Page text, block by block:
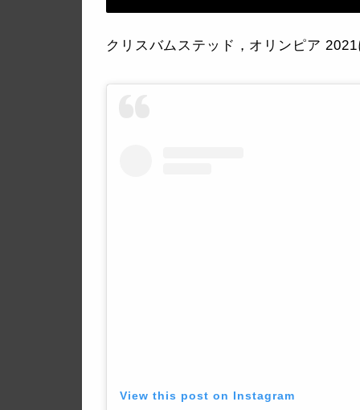
クリスバムステッド，オリンピア
View this post on Instagram